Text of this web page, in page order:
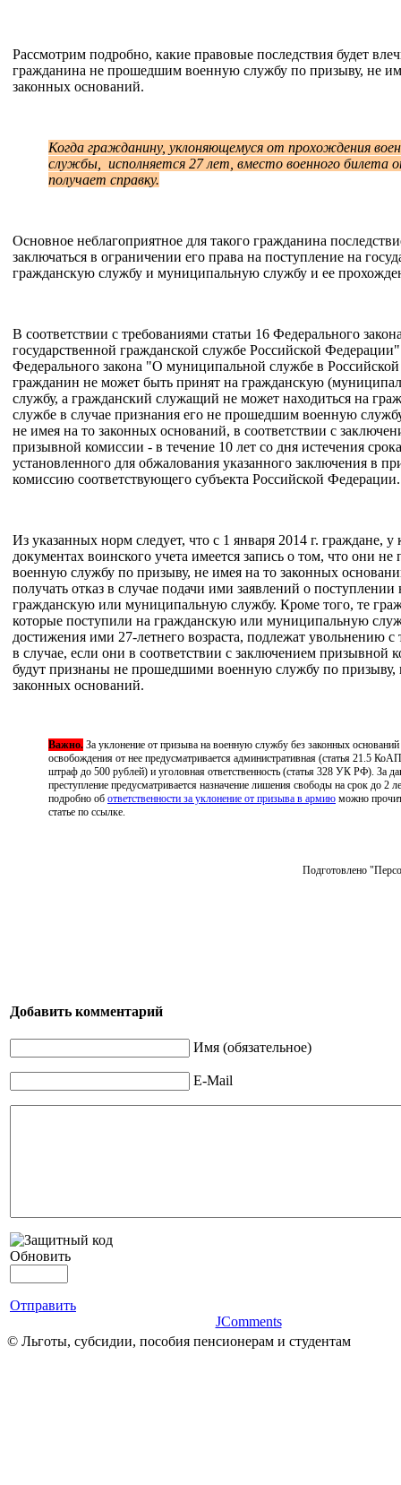
Рассмотрим подробно, какие правовые последствия будет
гражданина не прошедшим военную службу по призыву, не
законных оснований.
Когда гражданину, уклоняющемуся от прохождения
службы, исполняется 27 лет, вместо военного билета
получает справку.
Основное неблагоприятное для такого гражданина
заключаться в ограничении его права на поступление на
гражданскую службу и муниципальную службу и ее
В соответствии с требованиями статьи 16 Федерального
государственной гражданской службе Российской
Федерального закона "О муниципальной службе в
гражданин не может быть принят на гражданскую
службу, а гражданский служащий не может находиться на
службе в случае признания его не прошедшим военную
не имея на то законных оснований, в соответствии с
призывной комиссии - в течение 10 лет со дня истечения
установленного для обжалования указанного заключения в
комиссию соответствующего субъекта Российской Федерации.
Из указанных норм следует, что с 1 января 2014 г. граждане, у
документах воинского учета имеется запись о том, что они
военную службу по призыву, не имея на то законных
получать отказ в случае подачи ими заявлений о поступлении
гражданскую или муниципальную службу. Кроме того, те
которые поступили на гражданскую или муниципальную
достижения ими 27-летнего возраста, подлежат увольнению
в случае, если они в соответствии с заключением призывной
будут признаны не прошедшими военную службу по призыву,
законных оснований.
Важно. За уклонение от призыва на военную службу без законных
освобождения от нее предусматривается административная (статья 21.5
штраф до 500 рублей) и уголовная ответственность (статья 328 УК РФ). За
преступление предусматривается назначение лишения свободы на срок до 2
подробно об ответственности за уклонение от призыва в армию можно
статье по ссылке.
Подготовлено
Добавить комментарий
Имя (обязательное)
E-Mail
Обновить
Отправить
JComments
© Льготы, субсидии, пособия пенсионерам и студентам